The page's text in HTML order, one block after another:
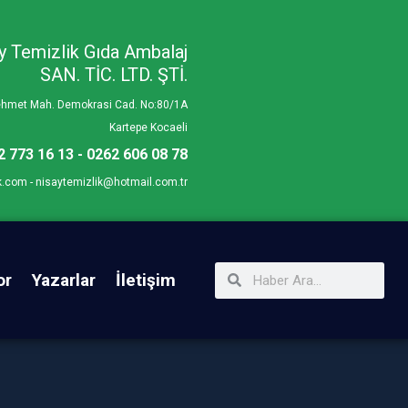
Temizlik Gıda Ambalaj
SAN. TİC. LTD. ŞTİ.
Mah. Demokrasi Cad. No:80/1A
Kartepe Kocaeli
773 16 13 - 0262 606 08 78
- nisaytemizlik@hotmail.com.tr
Yazarlar İletişim